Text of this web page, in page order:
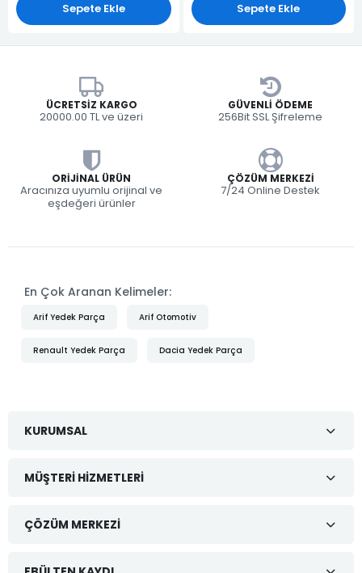
Sepete Ekle Sepete Ekle
ÜCRETSIZ KARGO
20000.00 TL ve üzeri
GÜVENLI ÖDEME
256Bit SSL Şifreleme
ORIJINAL ÜRÜN
Aracınıza uyumlu orijinal ve
eşdeğeri ürünler
ÇÖZÜM MERKEZI
7/24 Online Destek
En Çok Aranan Kelimeler:
Arif Yedek Parça Arif Otomotiv
Renault Yedek Parça Dacia Yedek Parça
KURUMSAL
MÜŞTERI HIZMETLERI
ÇÖZÜM MERKEZI